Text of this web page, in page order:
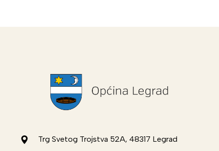
Trg Svetog Trojstva 52A, 48317 Legrad